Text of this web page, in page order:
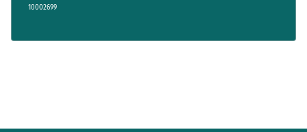
10002699